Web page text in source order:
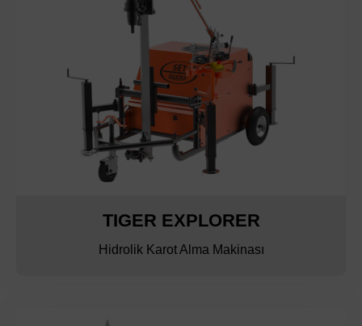
TIGER EXPLORER
Hidrolik Karot Alma Makinası